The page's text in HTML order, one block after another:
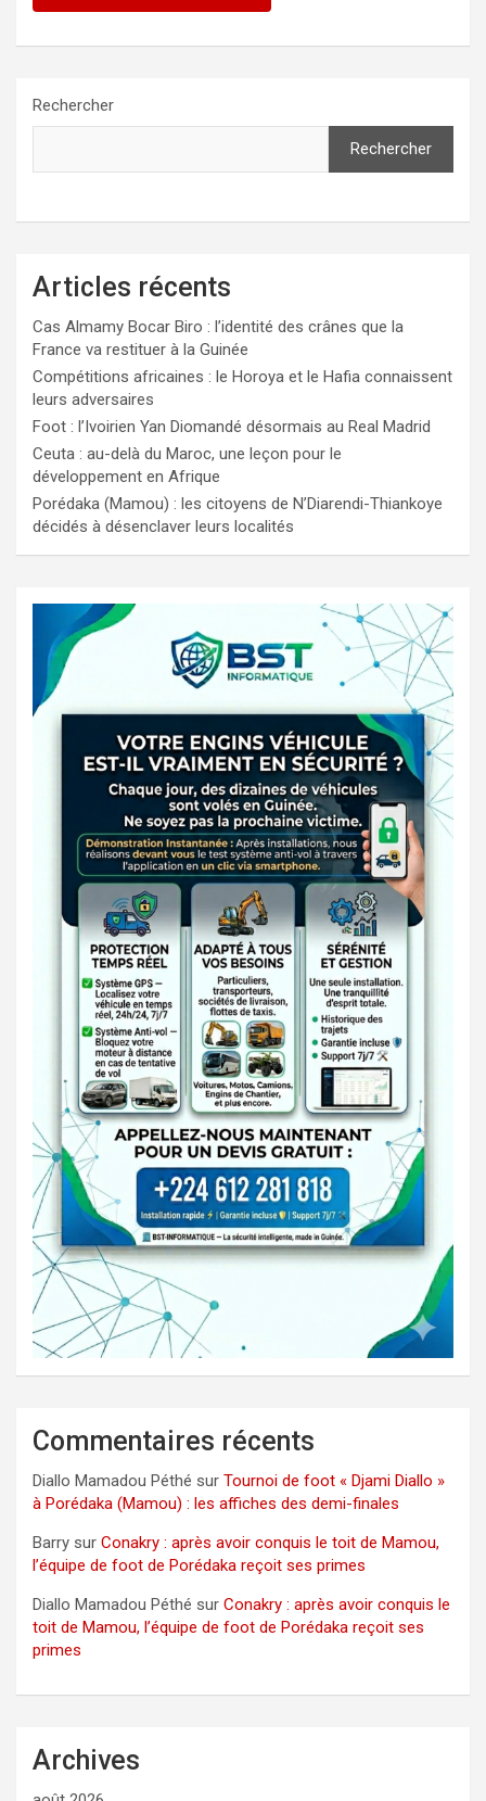
Rechercher
Rechercher
Articles récents
Cas Almamy Bocar Biro : l’identité des crânes que la
France va restituer à la Guinée
Compétitions africaines : le Horoya et le Hafia connaissent
leurs adversaires
Foot : l’Ivoirien Yan Diomandé désormais au Real Madrid
Ceuta : au-delà du Maroc, une leçon pour le
développement en Afrique
Porédaka (Mamou) : les citoyens de N’Diarendi-Thiankoye
décidés à désenclaver leurs localités
Commentaires récents
Diallo Mamadou Péthé sur Tournoi de foot « Djami Diallo »
à Porédaka (Mamou) : les affiches des demi-finales
Barry sur Conakry : après avoir conquis le toit de Mamou,
l’équipe de foot de Porédaka reçoit ses primes
Diallo Mamadou Péthé sur Conakry : après avoir conquis le
toit de Mamou, l’équipe de foot de Porédaka reçoit ses
primes
Archives